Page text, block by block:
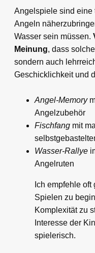
Angelspiele sind eine
Angeln
Wasser sein müssen.
Meinung, dass
sondern auch
Geschicklichkeit und
Angel-Memory
Angelzubehör
Fischfang mit
Wasser-Rallye
Angelruten
Ich empfehle
Spielen zu
Komplexität zu
Interesse der
spielerisch.